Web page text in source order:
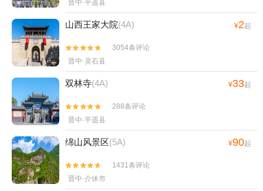
晋中·平遥县
山西王家大院(4A) ¥2起


3054条评论
晋中·灵石县
双林寺(4A) ¥33起


288条评论
晋中·平遥县
绵山风景区(5A) ¥90起


1431条评论
晋中·介休市